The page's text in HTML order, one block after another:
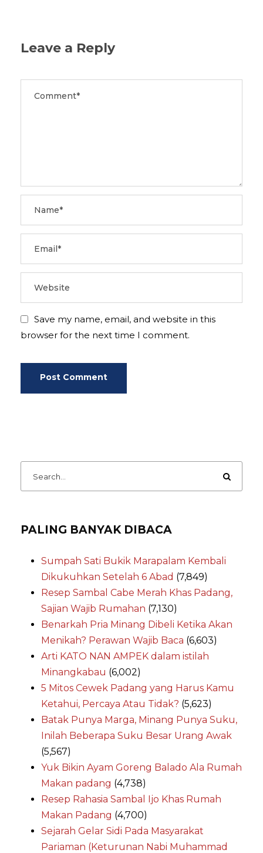
Leave a Reply
Save my name, email, and website in this
browser for the next time I comment.
PALING BANYAK DIBACA
Sumpah Sati Bukik Marapalam Kembali
Dikukuhkan Setelah 6 Abad (7,849)
Resep Sambal Cabe Merah Khas Padang,
Sajian Wajib Rumahan (7,130)
Benarkah Pria Minang Dibeli Ketika Akan
Menikah? Perawan Wajib Baca (6,603)
Arti KATO NAN AMPEK dalam istilah
Minangkabau (6,002)
5 Mitos Cewek Padang yang Harus Kamu
Ketahui, Percaya Atau Tidak? (5,623)
Batak Punya Marga, Minang Punya Suku,
Inilah Beberapa Suku Besar Urang Awak
(5,567)
Yuk Bikin Ayam Goreng Balado Ala Rumah
Makan padang (4,738)
Resep Rahasia Sambal Ijo Khas Rumah
Makan Padang (4,700)
Sejarah Gelar Sidi Pada Masyarakat
Pariaman (Keturunan Nabi Muhammad